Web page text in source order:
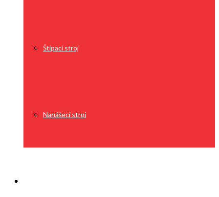
Štípací stroj
Nanášecí stroj